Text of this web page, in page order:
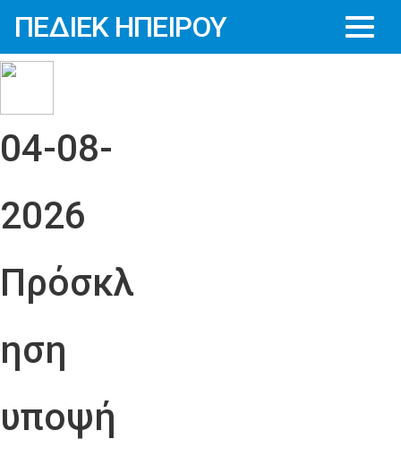
ΠΕΔΙΕΚ ΗΠΕΙΡΟΥ
04-08-
2026
Πρόσκλ
ηση
υποψή